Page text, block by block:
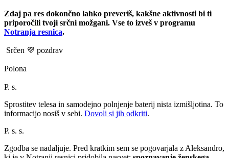
Zdaj pa res dokončno lahko preveriš, kakšne aktivnosti bi ti
priporočili tvoji srčni možgani. Vse to izveš v programu
Notranja resnica.
Srčen 💜 pozdrav
Polona
P. s.
Sprostitev telesa in samodejno polnjenje baterij nista izmišljotina. To
informacijo nosiš v sebi. Dovoli si jih odkriti.
P. s. s.
Zgodba se nadaljuje. Pred kratkim sem se pogovarjala z Aleksandro,